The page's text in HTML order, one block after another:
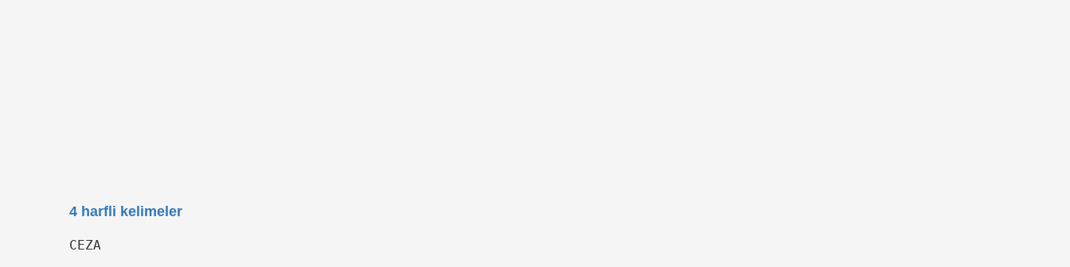
4 harfli kelimeler
CEZA